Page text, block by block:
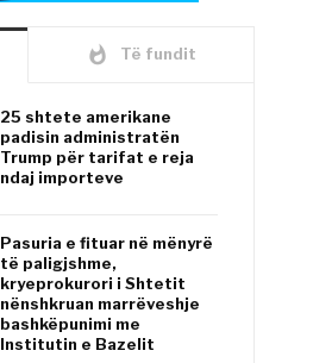
whatshot Të fundit
25 shtete amerikane
padisin administratën
Trump për tarifat e reja
ndaj importeve
Pasuria e fituar në mënyrë
të paligjshme,
kryeprokurori i Shtetit
nënshkruan marrëveshje
bashkëpunimi me
Institutin e Bazelit